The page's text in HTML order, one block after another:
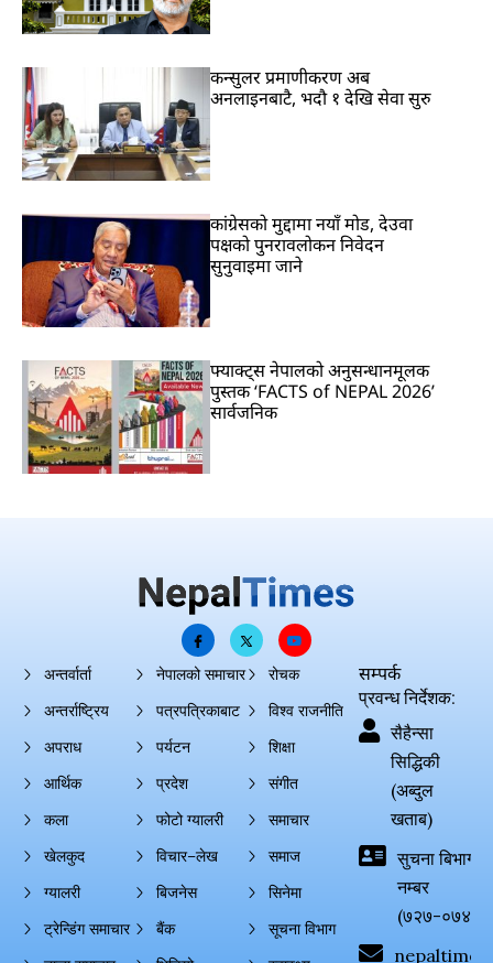
कन्सुलर प्रमाणीकरण अब
अनलाइनबाटै, भदौ १ देखि सेवा सुरु
कांग्रेसको मुद्दामा नयाँ मोड, देउवा
पक्षको पुनरावलोकन निवेदन
सुनुवाइमा जाने
फ्याक्ट्स नेपालको अनुसन्धानमूलक
पुस्तक ‘FACTS of NEPAL 2026’
सार्वजनिक
अन्तर्वार्ता
अन्तर्राष्ट्रिय
अपराध
आर्थिक
कला
खेलकुद
ग्यालरी
ट्रेन्डिंग समाचार
नेपालको समाचार
पत्रपत्रिकाबाट
पर्यटन
प्रदेश
फोटो ग्यालरी
विचार–लेख
बिजनेस
बैंक
रोचक
विश्व राजनीति
शिक्षा
संगीत
समाचार
समाज
सिनेमा
सूचना विभाग
सम्पर्क
प्रवन्ध निर्देशक:
सैहैन्सा
सिद्धिकी
(अब्दुल
खताब)
सुचना बिभाग
नम्बर
(७२७-०७४-